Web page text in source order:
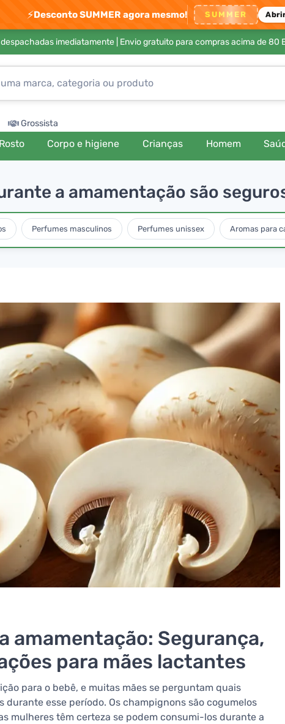
⚡Desconto SUMMER agora mesmo! SUMMER
imediatamente | Envio gratuito para compras acima de 80
Grossista
Rosto Corpo e higiene Crianças Homem
a amamentação são
Perfumes masculinos Perfumes unissex Aromas para
amamentação: Segurança,
para mães lactantes
para o bebê, e muitas mães se perguntam quais
durante esse período. Os champignons são cogumelos
mulheres têm certeza se podem consumi-los durante a